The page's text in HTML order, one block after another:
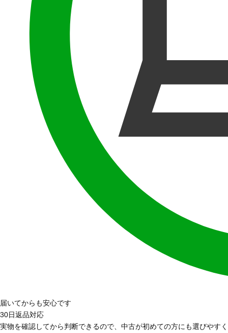
届いてからも安心です
30日返品対応
実物を確認してから判断できるので、中古が初めての方にも選びやす